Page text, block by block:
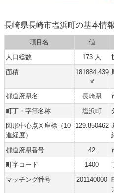
長崎県長崎市塩浜町の基本情報
項目名 値
人口総数
173 人
面積
181884.439
㎡
都道府県名
長崎県
町丁・字等名称
塩浜町
図形中心点Ｘ座標（10
進経度）
129.850462
都道府県番号 42
町字コード
1400
マッチング番号
201140000